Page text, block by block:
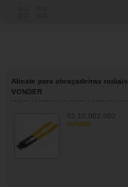
Alicate para abraçadeiras radiais,
VONDER
65.10.002.002
VONDER